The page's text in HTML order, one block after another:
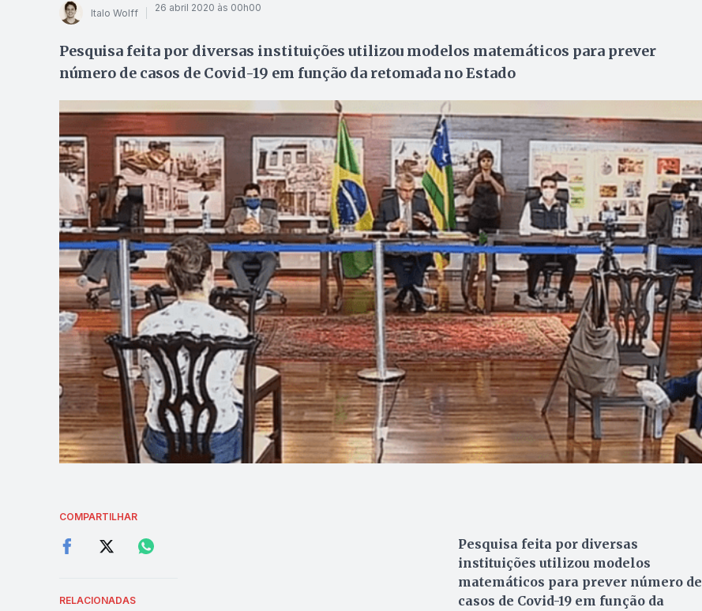
Italo Wolff 26 abril 2020 às 00h00
Pesquisa feita por diversas instituições utilizou modelos matemáticos para prever
número de casos de Covid-19 em função da retomada no Estado
COMPARTILHAR
RELACIONADAS
Pesquisa feita por diversas
instituições utilizou modelos
matemáticos para prever número de
casos de Covid-19 em função da